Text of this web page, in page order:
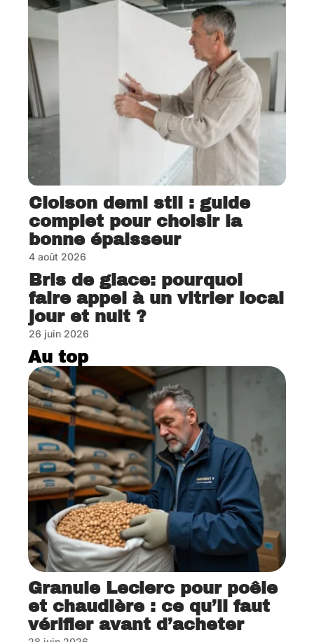
Cloison demi stil : guide
complet pour choisir la
bonne épaisseur
4 août 2026
Bris de glace: pourquoi
faire appel à un vitrier local
jour et nuit ?
26 juin 2026
Au top
Granule Leclerc pour poêle
et chaudière : ce qu’il faut
vérifier avant d’acheter